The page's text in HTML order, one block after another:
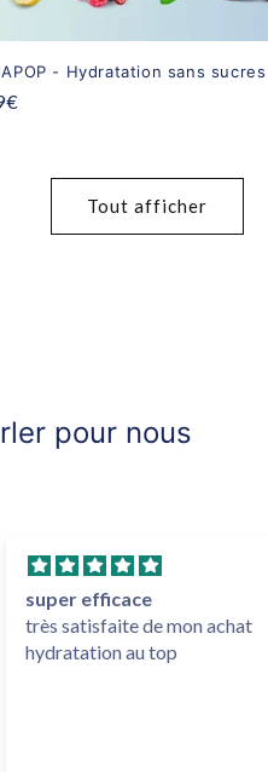
- Hydratation sans sucres
Tout afficher
pour nous
super efficace
très satisfaite de mon achat
hydratation au top